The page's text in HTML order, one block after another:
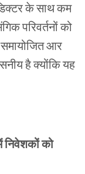
के साथ कम
परिवर्तनों को
आर
है क्योंकि यह
निवेशकों को